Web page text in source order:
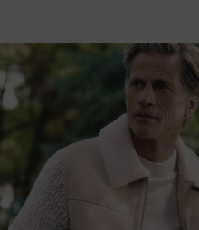
Bolivia
Bosnia y Herzegovina